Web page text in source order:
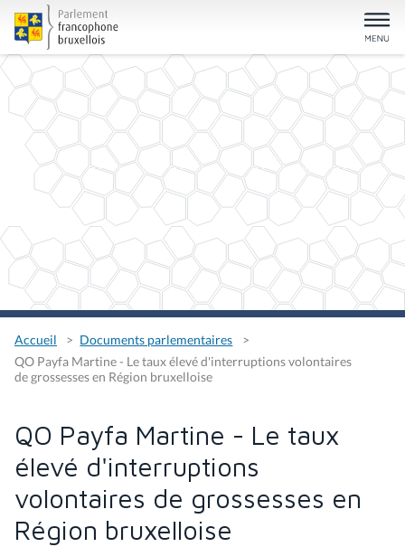
Accueil
Documents parlementaires
QO Payfa Martine - Le taux élevé d'interruptions volontaires
de grossesses en Région bruxelloise
QO Payfa Martine - Le taux
élevé d'interruptions
volontaires de grossesses en
Région bruxelloise